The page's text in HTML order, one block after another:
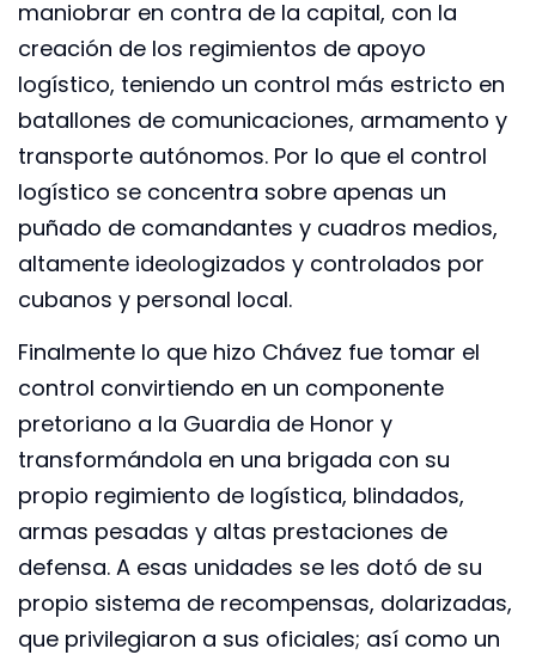
maniobrar en contra de la capital, con la
creación de los regimientos de apoyo
logístico, teniendo un control más estricto en
batallones de comunicaciones, armamento y
transporte autónomos. Por lo que el control
logístico se concentra sobre apenas un
puñado de comandantes y cuadros medios,
altamente ideologizados y controlados por
cubanos y personal local.
Finalmente lo que hizo Chávez fue tomar el
control convirtiendo en un componente
pretoriano a la Guardia de Honor y
transformándola en una brigada con su
propio regimiento de logística, blindados,
armas pesadas y altas prestaciones de
defensa. A esas unidades se les dotó de su
propio sistema de recompensas, dolarizadas,
que privilegiaron a sus oficiales; así como un